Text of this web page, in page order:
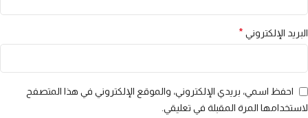
البريد الإلكتروني *
احفظ اسمي، بريدي الإلكتروني، والموقع الإلكتروني في هذا المتصفح
لاستخدامها المرة المقبلة في تعليقي.